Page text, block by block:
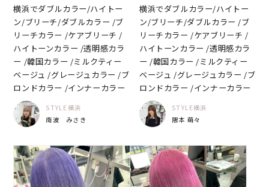
横浜でダブルカラー/ハイトー
ン/ブリーチ/ダブルカラー /ブ
リーチカラー /ケアブリーチ /
ハイトーンカラー /透明感カラ
ー /韓国カラー /ミルクティー
ベージュ /グレージュカラー /ブ
ロンドカラー /インナーカラー
STYLE横浜
南波 みさき
横浜でダブルカラー/ハイトー
ン/ブリーチ/ダブルカラー /ブ
リーチカラー /ケアブリーチ /
ハイトーンカラー /透明感カラ
ー /韓国カラー /ミルクティー
ベージュ /グレージュカラー /ブ
ロンドカラー /インナーカラー
STYLE横浜
隈本 萌々